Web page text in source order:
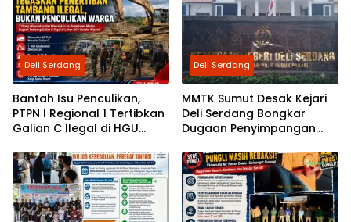
Deli Serdang
Bantah Isu Penculikan,
PTPN I Regional 1 Tertibkan
Galian C Ilegal di HGU
Deli Serdang
MMTK Sumut Desak Kejari
Deli Serdang Bongkar
Dugaan Penyimpangan
Percut Rp2,5 Miliar, Peran
ASN Berinisial AS hingga
Dugaan Pinjam Bendera
Disorot